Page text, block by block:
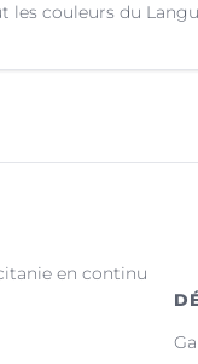
les couleurs du
en continu